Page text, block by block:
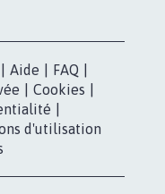
Aide FAQ
Cookies
d'utilisation